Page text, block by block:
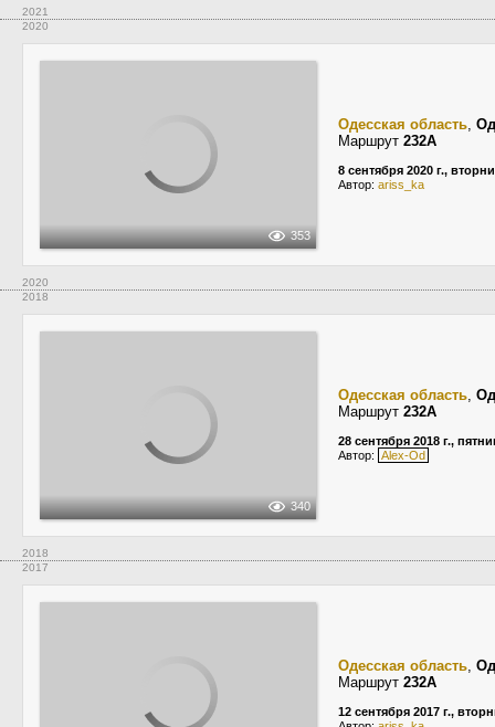
2021
2020
353
Одесская область,
Маршрут 232А
8 сентября 2020 г.,
Автор: ariss_ka
2020
2018
340
Одесская область,
Маршрут 232А
28 сентября 2018 г.,
Автор: Alex-Od
2018
2017
Одесская область,
Маршрут 232А
12 сентября 2017 г.,